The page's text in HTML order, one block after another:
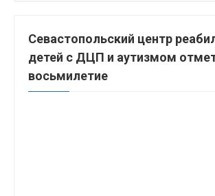
Севастопольский центр
детей с ДЦП и аутизмом
восьмилетие